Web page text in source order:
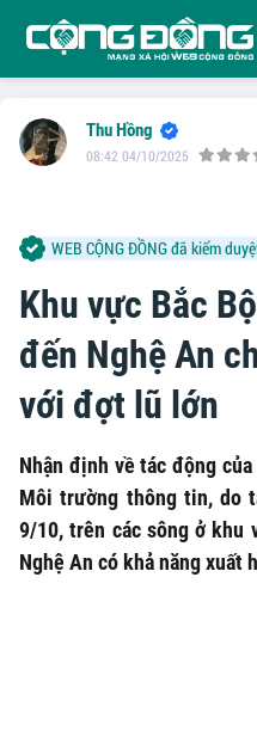
Khu vực Bắc
đến Nghệ An
với đợt lũ lớn
Nhận định về tác động
Môi trường thông tin, do
9/10, trên các sông ở khu
Nghệ An có khả năng xuất
Thu Hồng
08:42 04/10/2025
WEB CỘNG ĐỒNG đã kiểm